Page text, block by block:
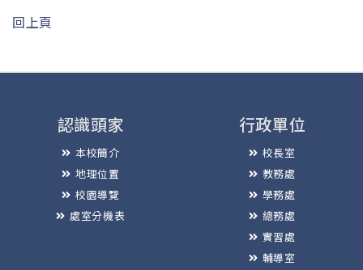
回上頁
認識頭家
本校簡介
地理位置
校園導覽
處室分機表
行政單位
校長室
教務處
學務處
總務處
實習處
輔導室